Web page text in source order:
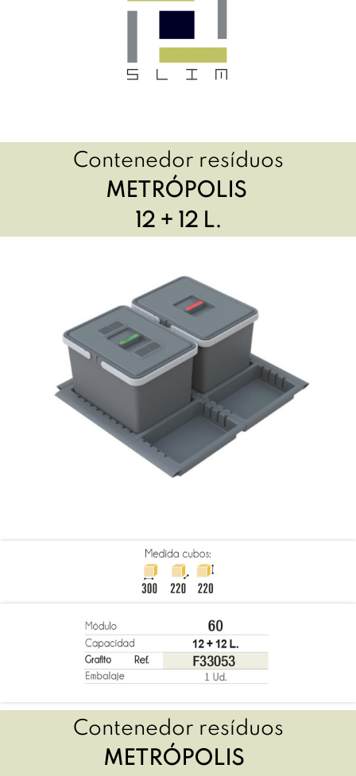
Contenedor resíduos
METRÓPOLIS
12 + 12 L.
Contenedor resíduos
METRÓPOLIS